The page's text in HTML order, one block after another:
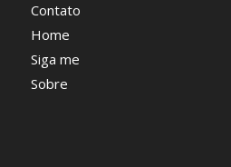
Contato
Home
Siga me
Sobre